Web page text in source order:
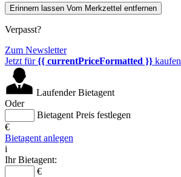
Erinnern lassen Vom Merkzettel entfernen
Verpasst?
Zum Newsletter
Jetzt für{{ currentPriceFormatted }} kaufen
Laufender Bietagent
Oder
Bietagent Preis festlegen
€
Bietagent anlegen
i
Ihr Bietagent:
€